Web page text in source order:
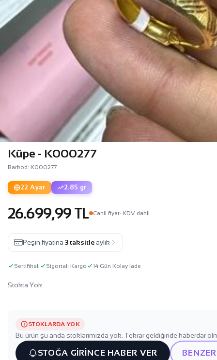
Küpe - K000277
Barkod: K000277
22 Ayar 2.85 gr
26.699,99 TL Canli fiyat· KDV dahil
Peşin fiyatına 3 taksitle aylık
Sertifikalı Sigortalı Kargo 14 Gün Kolay İade
Stokta Yok
STOKLARDA YOK
Bu ürün şu anda stoklarımızda yok. Tekrar geldiğinde haberdar
STOĞA GİRİNCE HABER VER